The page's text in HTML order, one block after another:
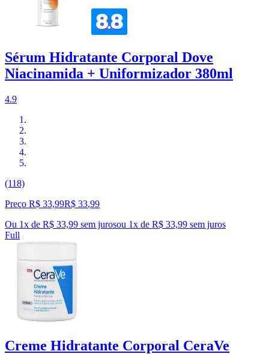
Sérum Hidratante Corporal Dove
Niacinamida + Uniformizador 380ml
4.9
(118)
Preço R$ 33,99R$ 33,99
Ou 1x de R$ 33,99 sem jurosou 1x de R$ 33,99 sem juros
Full
Creme Hidratante Corporal CeraVe